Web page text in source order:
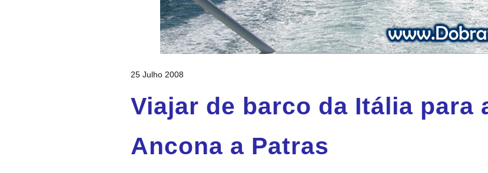
25 Julho 2008
Viajar de barco da Itália para
Ancona a Patras